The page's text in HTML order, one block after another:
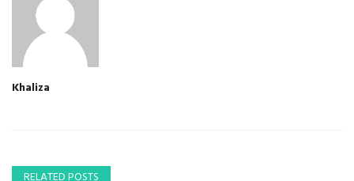
Khaliza